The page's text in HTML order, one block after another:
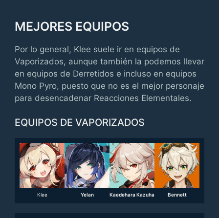
MEJORES EQUIPOS
Por lo general, Klee suele ir en equipos de
Vaporizados, aunque también la podemos llevar
en equipos de Derretidos e incluso en equipos
Mono Pyro, puesto que no es el mejor personaje
para desencadenar Reacciones Elementales.
EQUIPOS DE VAPORIZADOS
Klee Yelan Kaedehara Kazuha Bennett